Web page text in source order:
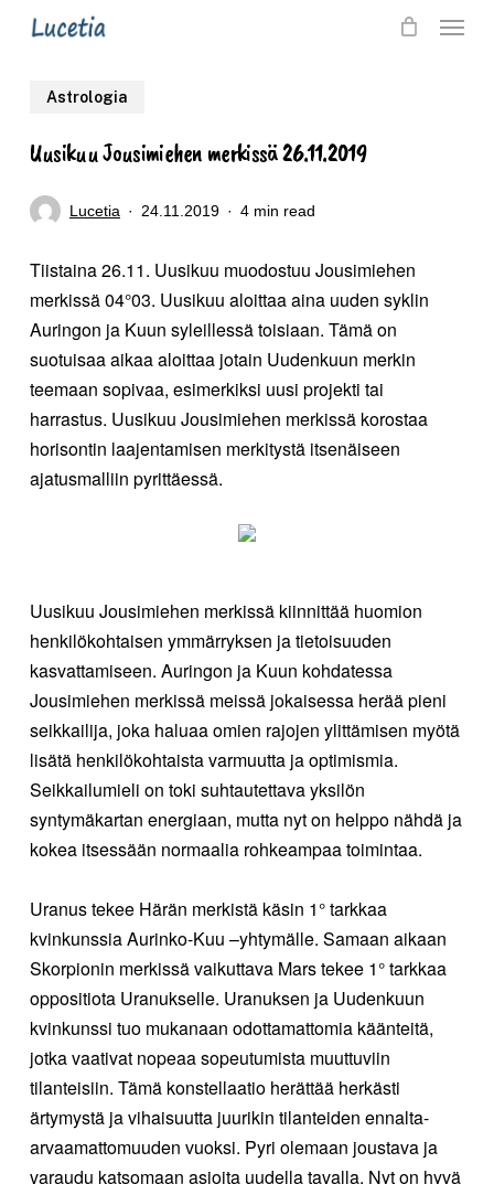
content
Menu
Astrologia
Uusikuu Jousimiehen merkissä 26.11.2019
Lucetia 24.11.2019 4 min read
Tiistaina 26.11. Uusikuu muodostuu Jousimiehen
merkissä 04°03. Uusikuu aloittaa aina uuden syklin
Auringon ja Kuun syleillessä toisiaan. Tämä on
suotuisaa aikaa aloittaa jotain Uudenkuun merkin
teemaan sopivaa, esimerkiksi uusi projekti tai
harrastus. Uusikuu Jousimiehen merkissä korostaa
horisontin laajentamisen merkitystä itsenäiseen
ajatusmalliin pyrittäessä.
Uusikuu Jousimiehen merkissä kiinnittää huomion
henkilökohtaisen ymmärryksen ja tietoisuuden
kasvattamiseen. Auringon ja Kuun kohdatessa
Jousimiehen merkissä meissä jokaisessa herää pieni
seikkailija, joka haluaa omien rajojen ylittämisen myötä
lisätä henkilökohtaista varmuutta ja optimismia.
Seikkailumieli on toki suhtautettava yksilön
syntymäkartan energiaan, mutta nyt on helppo nähdä ja
kokea itsessään normaalia rohkeampaa toimintaa.
Uranus tekee Härän merkistä käsin 1° tarkkaa
kvinkunssia Aurinko-Kuu –yhtymälle. Samaan aikaan
Skorpionin merkissä vaikuttava Mars tekee 1° tarkkaa
oppositiota Uranukselle. Uranuksen ja Uudenkuun
kvinkunssi tuo mukanaan odottamattomia käänteitä,
jotka vaativat nopeaa sopeutumista muuttuviin
tilanteisiin. Tämä konstellaatio herättää herkästi
ärtymystä ja vihaisuutta juurikin tilanteiden ennalta-
arvaamattomuuden vuoksi. Pyri olemaan joustava ja
varaudu katsomaan asioita uudella tavalla. Nyt on hyvä